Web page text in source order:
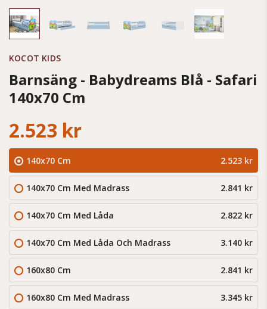
KOCOT KIDS
Barnsäng - Babydreams Blå - Safari
140x70 Cm
2.523 kr
140x70 Cm 2.523 kr
140x70 Cm Med Madrass 2.841 kr
140x70 Cm Med Låda 2.822 kr
140x70 Cm Med Låda Och Madrass 3.140 kr
160x80 Cm 2.841 kr
160x80 Cm Med Madrass 3.345 kr